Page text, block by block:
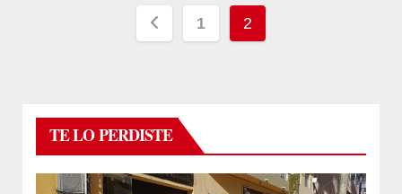
Paginación
1 2
TE LO PERDISTE